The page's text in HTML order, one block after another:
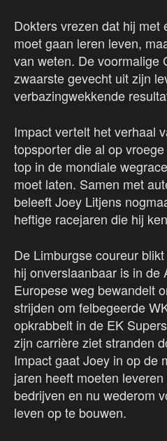
Dokters vrezen dat hij met
moet gaan leren leven,
van weten. De voormalige
zwaarste gevecht uit zijn
verbazingwekkende
Impact vertelt het verhaal
topsporter die al op
top in de mondiale
moet laten. Samen met
beleeft Joey Litjens
heftige racejaren die hij
De Limburgse coureur
hij onverslaanbaar is in de
Europese weg bewandelt
strijden om felbegeerde
opkrabbelt in de EK
zijn carrière ziet stranden
Impact gaat Joey in op de
jaren heeft moeten
bedrijven en nu wederom
leven op te bouwen.